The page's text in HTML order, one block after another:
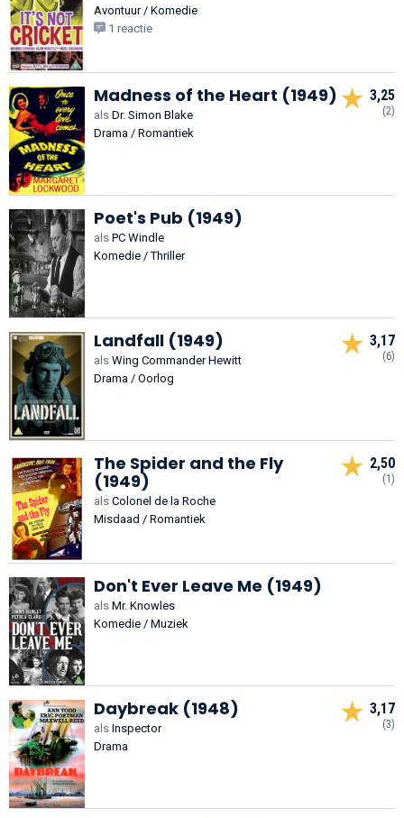
Avontuur / Komedie
1 reactie
Madness of the Heart (1949)
als Dr. Simon Blake
Drama / Romantiek
3,25
(2)
Poet's Pub (1949)
als PC Windle
Komedie / Thriller
Landfall (1949)
als Wing Commander Hewitt
Drama / Oorlog
3,17
(6)
The Spider and the Fly
(1949)
als Colonel de la Roche
Misdaad / Romantiek
2,50
(1)
Don't Ever Leave Me (1949)
als Mr. Knowles
Komedie / Muziek
Daybreak (1948)
als Inspector
Drama
3,17
(3)